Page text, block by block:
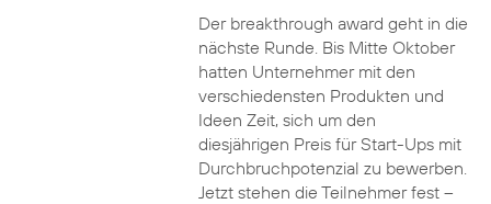
Der breakthrough award geht in die
nächste Runde. Bis Mitte Oktober
hatten Unternehmer mit den
verschiedensten Produkten und
Ideen Zeit, sich um den
diesjährigen Preis für Start-Ups mit
Durchbruchpotenzial zu bewerben.
Jetzt stehen die Teilnehmer fest –